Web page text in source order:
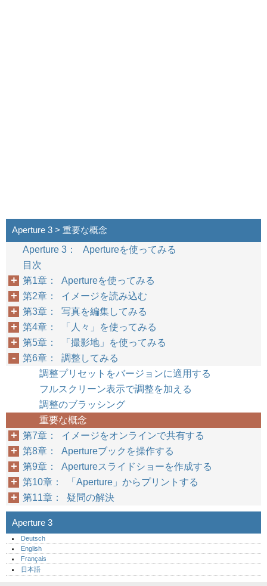
Aperture 3 > 重要な概念
Aperture 3： Apertureを使ってみる
目次
第1章： Apertureを使ってみる
第2章： イメージを読み込む
第3章： 写真を編集してみる
第4章： 「人々」を使ってみる
第5章： 「撮影地」を使ってみる
第6章： 調整してみる
調整プリセットをバージョンに適用する
フルスクリーン表示で調整を加える
調整のブラッシング
重要な概念
第7章： イメージをオンラインで共有する
第8章： Apertureブックを操作する
第9章： Apertureスライドショーを作成する
第10章： 「Aperture」からプリントする
第11章： 疑問の解決
Aperture 3
Deutsch
English
Français
日本語